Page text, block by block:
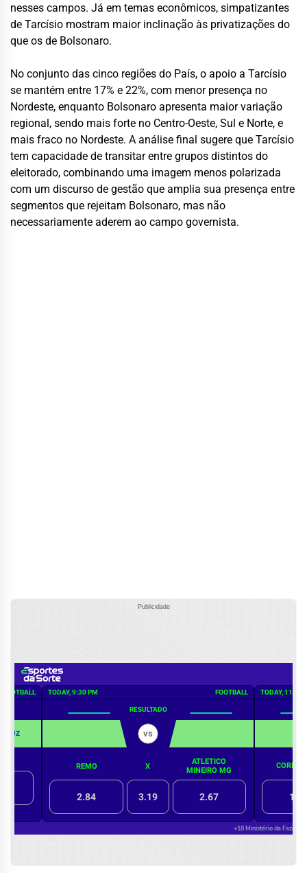
nesses campos. Já em temas econômicos, simpatizantes
de Tarcísio mostram maior inclinação às privatizações do
que os de Bolsonaro.
No conjunto das cinco regiões do País, o apoio a Tarcísio
se mantém entre 17% e 22%, com menor presença no
Nordeste, enquanto Bolsonaro apresenta maior variação
regional, sendo mais forte no Centro-Oeste, Sul e Norte, e
mais fraco no Nordeste. A análise final sugere que Tarcísio
tem capacidade de transitar entre grupos distintos do
eleitorado, combinando uma imagem menos polarizada
com um discurso de gestão que amplia sua presença entre
segmentos que rejeitam Bolsonaro, mas não
necessariamente aderem ao campo governista.
Publicidade